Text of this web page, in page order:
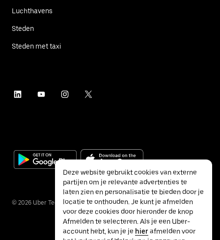
Luchthavens
Steden
Steden met taxi
© 2026 Uber Technologies Inc.
Deze website gebruikt cookies van externe
partijen om je relevante advertenties te
laten zien en personalisatie te bieden door je
locatie te onthouden. Je kunt je afmelden
voor deze cookies door hieronder de knop
Afmelden te selecteren. Als je een Uber-
account hebt, kun je je hierafmelden voor